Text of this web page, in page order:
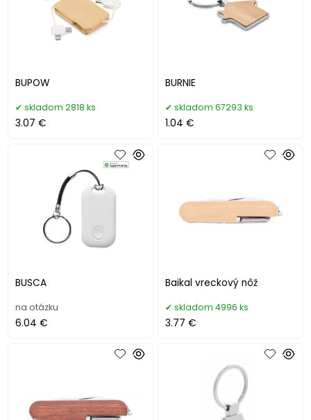
BUPOW
skladom 2818 ks
3.07 €
BURNIE
skladom 67293 ks
1.04 €
BUSCA
na otázku
6.04 €
Baikal vreckový nôž
skladom 4996 ks
3.77 €